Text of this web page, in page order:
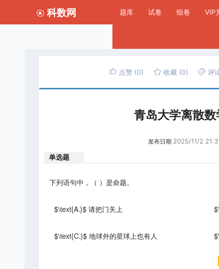
科数网 题库 试卷 组卷 VIP
点赞 (0) 收藏 (0) 评
青岛大学离散
发布日期 2025/11/2
单选题
下列语句中，（ ）是命题。
$\text{A.}$ 请把门关上
$\text{C.}$ 地球外的星球上也有人